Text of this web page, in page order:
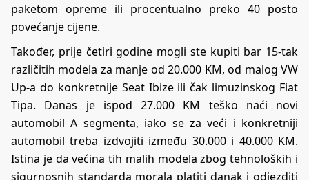
paketom opreme ili procentualno preko 40 posto
povećanje cijene.
Također, prije četiri godine mogli ste kupiti bar 15-tak
različitih modela za manje od 20.000 KM, od malog VW
Up-a do konkretnije Seat Ibize ili čak limuzinskog Fiat
Tipa. Danas je ispod 27.000 KM teško naći novi
automobil A segmenta, iako se za veći i konkretniji
automobil treba izdvojiti između 30.000 i 40.000 KM.
Istina je da većina tih malih modela zbog tehnoloških i
sigurnosnih standarda morala platiti danak i odjezditi